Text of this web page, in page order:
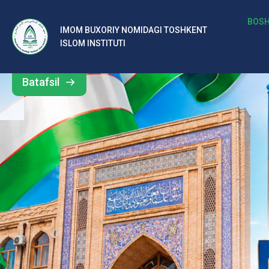
IMOM BUXORIY NOMIDAGI TOSHKENT
ISLOM INSTITUTI
b
al
ar
o‘
rt
a
si
d
Barcha
yangiliklar
Batafsil